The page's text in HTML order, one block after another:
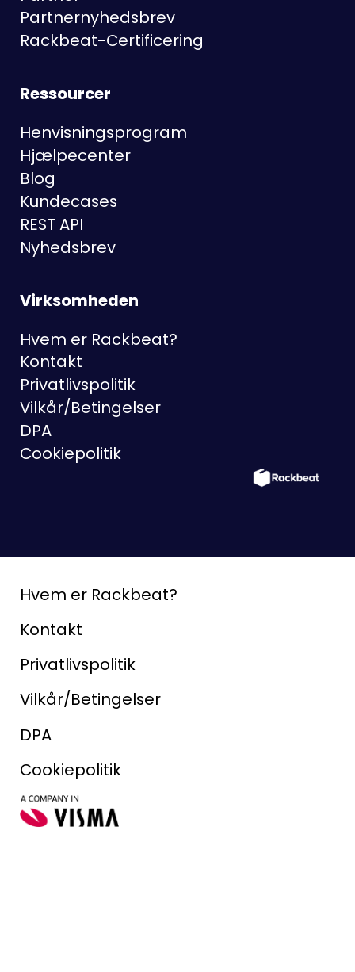
Partnernyhedsbrev
Rackbeat-Certificering
Ressourcer
Henvisningsprogram
Hjælpecenter
Blog
Kundecases
REST API
Nyhedsbrev
Virksomheden
Hvem er Rackbeat?
Kontakt
Privatlivspolitik
Vilkår/Betingelser
DPA
Cookiepolitik
Hvem er Rackbeat?
Kontakt
Privatlivspolitik
Vilkår/Betingelser
DPA
Cookiepolitik